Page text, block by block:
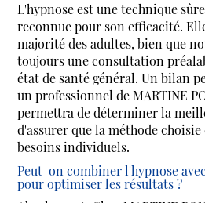
L'hypnose est une technique
reconnue pour son efficacité.
majorité des adultes, bien que
toujours une consultation
état de santé général. Un bilan
un professionnel de MARTINE
permettra de déterminer la
d'assurer que la méthode
besoins individuels.
Peut-on combiner l'hypnose
pour optimiser les résultats ?